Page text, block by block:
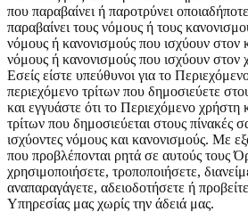
που παραβαίνει ή παροτρύνει
παραβαίνει τους νόμους ή τους
νόμους ή κανονισμούς που ισχύουν στον
νόμους ή κανονισμούς που ισχύουν στον
Εσείς είστε υπεύθυνοι για το
περιεχόμενο τρίτων που δημοσιεύετε
και εγγυάστε ότι το Περιεχόμενο χρήστη
τρίτων που δημοσιεύεται στους πίνακές
ισχύοντες νόμους και κανονισμούς. Με
που προβλέπονται ρητά σε αυτούς τους
χρησιμοποιήσετε, τροποποιήσετε,
αναπαραγάγετε, αδειοδοτήσετε ή
Υπηρεσίας μας χωρίς την άδειά μας.